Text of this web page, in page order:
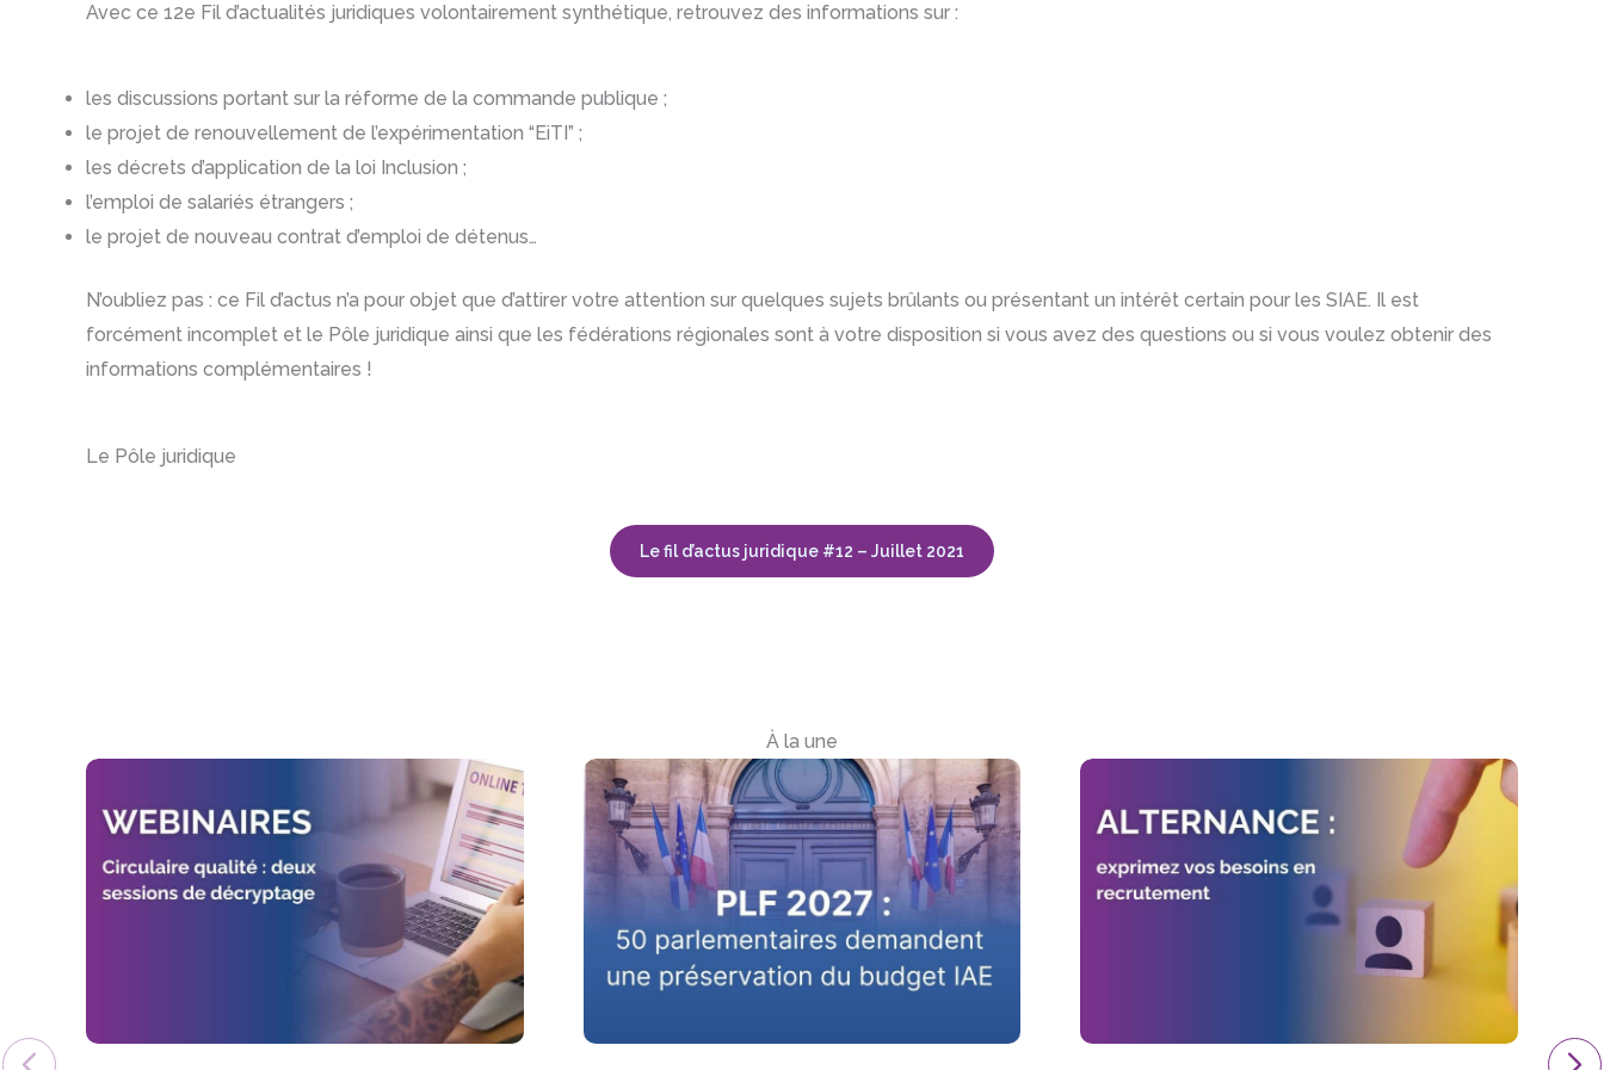
Avec ce 12e Fil d’actualités juridiques volontairement synthétique, retrouvez des informations sur :
les discussions portant sur la réforme de la commande publique ;
le projet de renouvellement de l’expérimentation “EiTI” ;
les décrets d’application de la loi Inclusion ;
l’emploi de salariés étrangers ;
le projet de nouveau contrat d’emploi de détenus…
N’oubliez pas : ce Fil d’actus n’a pour objet que d’attirer votre attention sur quelques sujets brûlants ou présentant un intérêt certain pour les SIAE. Il est
forcément incomplet et le Pôle juridique ainsi que les fédérations régionales sont à votre disposition si vous avez des questions ou si vous voulez obtenir des
informations complémentaires !
Le Pôle juridique
Le fil d’actus juridique #12 – Juillet 2021
À la une